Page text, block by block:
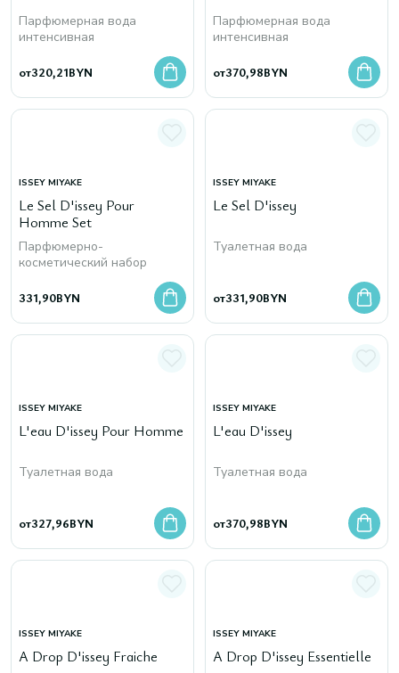
Парфюмерная вода
интенсивная
от320,21BYN
Парфюмерная вода
интенсивная
от370,98BYN
ISSEY MIYAKE
Le Sel D'issey Pour
Homme Set
Парфюмерно-
косметический набор
331,90BYN
ISSEY MIYAKE
Le Sel D'issey
Туалетная вода
от331,90BYN
ISSEY MIYAKE
L'eau D'issey Pour Homme
Туалетная вода
от327,96BYN
ISSEY MIYAKE
L'eau D'issey
Туалетная вода
от370,98BYN
ISSEY MIYAKE
A Drop D'issey Fraiche
ISSEY MIYAKE
A Drop D'issey Essentielle